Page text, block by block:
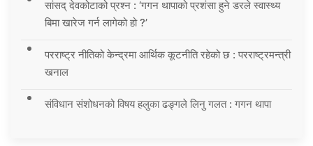
सांसद् देवकोटाको प्रश्न : ‘गगन थापाको प्रशंसा हुने डरले स्वास्थ्य
बिमा खारेज गर्न लागेको हो ?’
परराष्ट्र नीतिको केन्द्रमा आर्थिक कूटनीति रहेको छ : परराष्ट्रमन्त्री
खनाल
संविधान संशोधनको विषय हलुका ढङ्गले लिनु गलत : गगन थापा